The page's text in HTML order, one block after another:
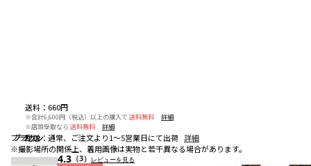
ブラウン
※撮影場所の関係上、着用画像は実物と若干異なる場合があります。
ブラウン
ブラウン
送料 ： 660円
※合計6,600円（税込）以上の購入で 送料無料
詳細
※店頭受取なら 送料無料 詳細
配送： 通常、ご注文より1～5営業日にて出荷 詳細
4.3 （3） レビューを見る